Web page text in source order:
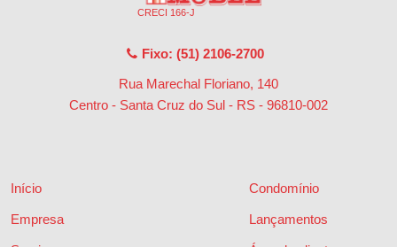
CRECI 166-J
Fixo: (51) 2106-2700
Rua Marechal Floriano, 140
Centro - Santa Cruz do Sul - RS - 96810-002
Início
Empresa
Condomínio
Lançamentos